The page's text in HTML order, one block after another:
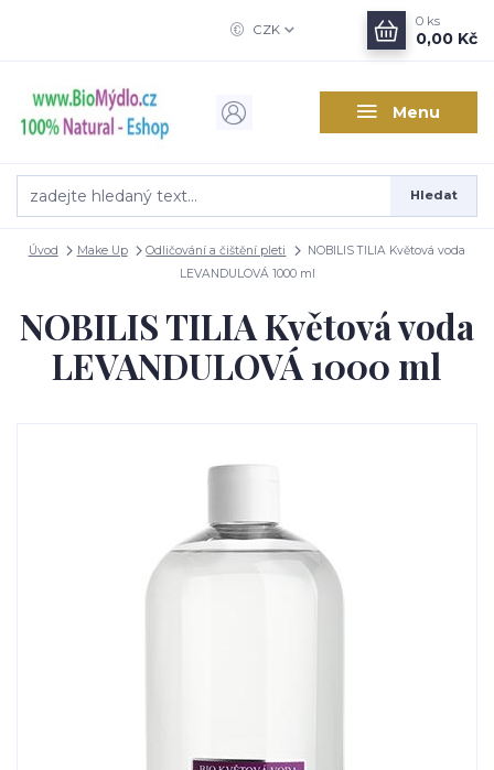
Menu
CZK
Hledat
0 ks
0,00 Kč
Úvod Make Up Odličování a čištění pleti
NOBILIS TILIA Květová voda
LEVANDULOVÁ 1000 ml
NOBILIS TILIA Květová voda
LEVANDULOVÁ 1000 ml